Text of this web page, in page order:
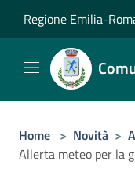
Regione Emilia-
Home > Novità >
Allerta meteo per la